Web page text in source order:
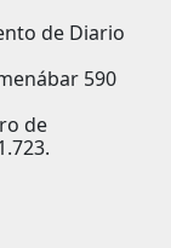
de Diario
590
de